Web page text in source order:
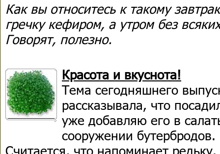
Как вы относитесь к такому
гречку кефиром, а утром без
Говорят, полезно.
Красота и вкуснота!
Тема сегодняшнего
рассказывала, что
уже добавляю его в
сооружении
Считается, что напоминает